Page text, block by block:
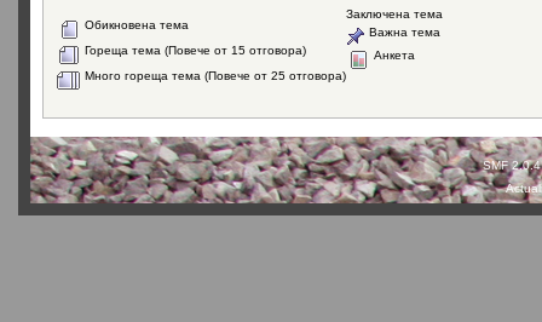
Обикновена тема
Гореща тема (Повече от 15 отговора)
Много гореща тема (Повече от 25 отговора)
Заключена тема
Важна тема
Анкета
SMF 2.0.4